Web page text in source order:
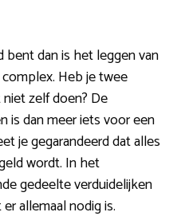
dan is het leggen van
Heb je twee
zelf doen? De
is dan meer iets voor een
je gegarandeerd dat alles
wordt. In het
gedeelte verduidelijken
allemaal nodig is.